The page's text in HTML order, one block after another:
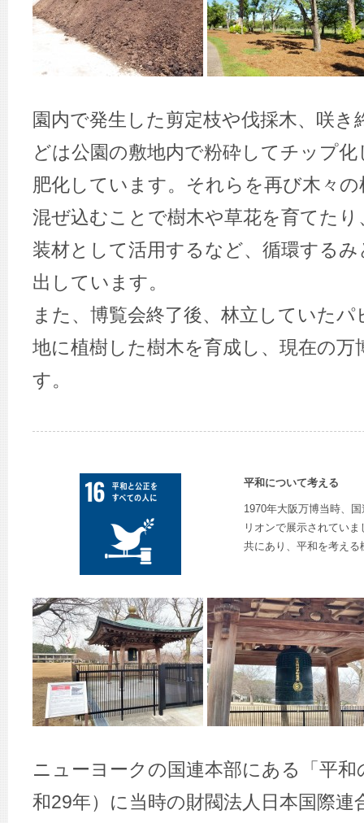
園内で発生した剪定枝や伐採木、咲
どは公園の敷地内で粉砕してチップ
肥化しています。それらを再び木々
混ぜ込むことで樹木や草花を育てた
装材として活用するなど、循環する
出しています。
また、博覧会終了後、林立していた
地に植樹した樹木を育成し、現在の
す。
平和について考える
1970年大阪万博当時、
リオンで展示されてい
共にあり、平和を考え
ニューヨークの国連本部にある「平
和29年）に当時の財閥法人日本国際連